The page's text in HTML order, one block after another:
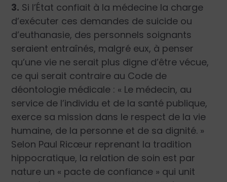
3. Si l’État confiait à la médecine la charge
d’exécuter ces demandes de suicide ou
d’euthanasie, des personnels soignants
seraient entraînés, malgré eux, à penser
qu’une vie ne serait plus digne d’être vécue,
ce qui serait contraire au Code de
déontologie médicale : « Le médecin, au
service de l’individu et de la santé publique,
exerce sa mission dans le respect de la vie
humaine, de la personne et de sa dignité. »
Selon Paul Ricœur reprenant la tradition
hippocratique, la relation de soin est par
nature un « pacte de confiance » qui unit